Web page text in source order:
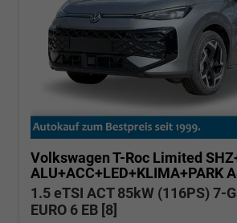
Volkswagen T-Roc Limited
ALU+ACC+LED+KLIMA+PARK
1.5 eTSI ACT 85kW (116PS) 7-
EURO 6 EB [8]